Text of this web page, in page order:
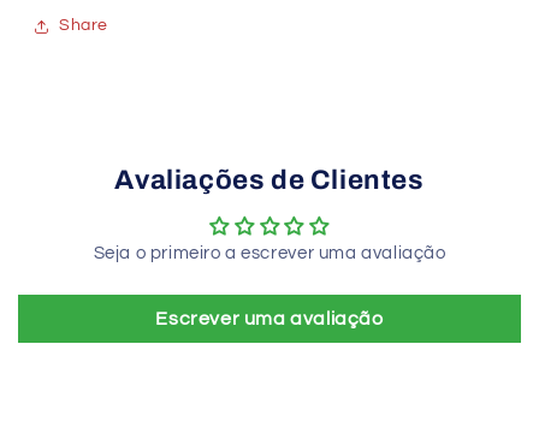
Share
Avaliações de Clientes
Seja o primeiro a escrever uma avaliação
Escrever uma avaliação